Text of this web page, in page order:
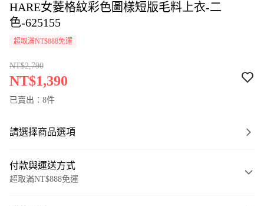
HARE女菱格紋彩色圖樣短版毛料上衣-二
色-625155
超取滿NT$888免運
NT$2,790
NT$1,390
已賣出：8件
請選擇商品選項
付款與運送方式
超取滿NT$888免運